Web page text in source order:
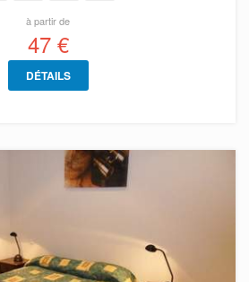
à partir de
47 €
DÉTAILS